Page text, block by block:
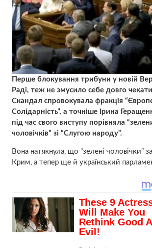
Перше блокування трибуни у новій
Раді, теж не змусило себе довго
Скандал спровокувала фракція
Солідарність”, а точніше Ірина
під час свого виступу порівняла
чоловічків” зі “Слугою народу”.
Вона натякнула, що “зелені чоловічки”
Крим, а тепер ще й український